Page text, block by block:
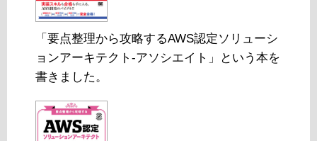
「要点整理から攻略するAWS認定ソリューシ
ョンアーキテクト-アソシエイト」という本を
書きました。